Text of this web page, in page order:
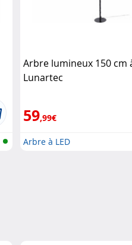
Arbre lumineux 150 cm
Lunartec
59,99€
Arbre à LED